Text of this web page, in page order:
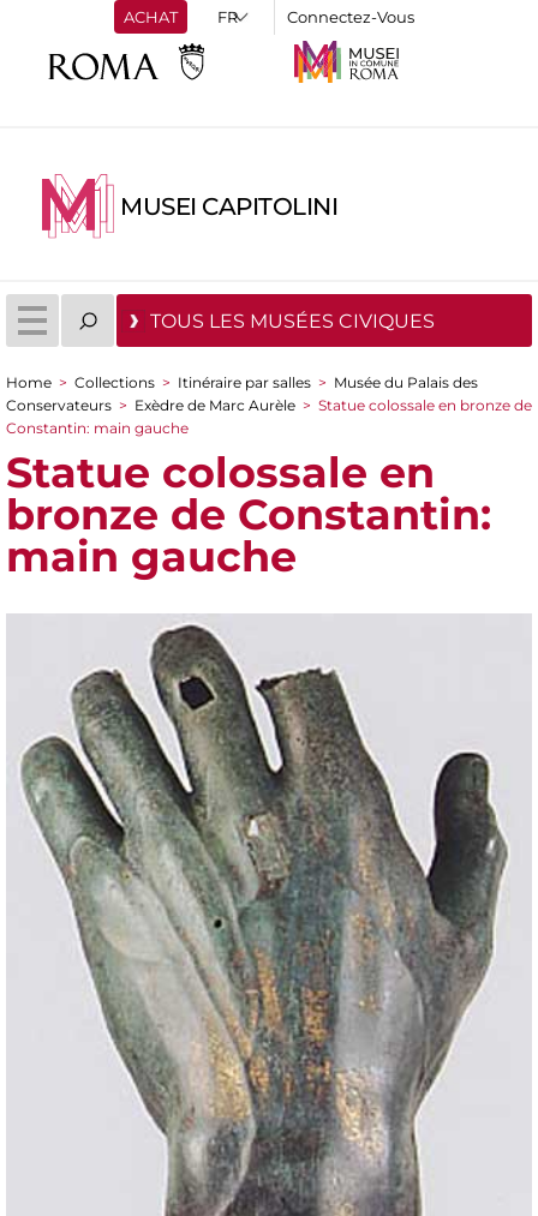
ACHAT Connectez-Vous
MUSEI CAPITOLINI
TOUS LES MUSÉES CIVIQUES
You are here
Home > Collections > Itinéraire par salles > Musée du Palais des
Conservateurs > Exèdre de Marc Aurèle > Statue colossale en bronze de
Constantin: main gauche
Statue colossale en
bronze de Constantin:
main gauche